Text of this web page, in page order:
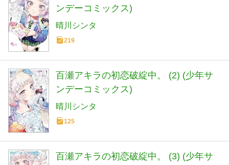
ンデーコミックス)
晴川シンタ
219
百瀬アキラの初恋破綻中。 (2) (少年サ
ンデーコミックス)
晴川シンタ
125
百瀬アキラの初恋破綻中。 (3) (少年サ